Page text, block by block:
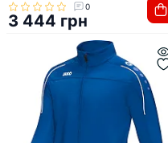
0
3 444 грн